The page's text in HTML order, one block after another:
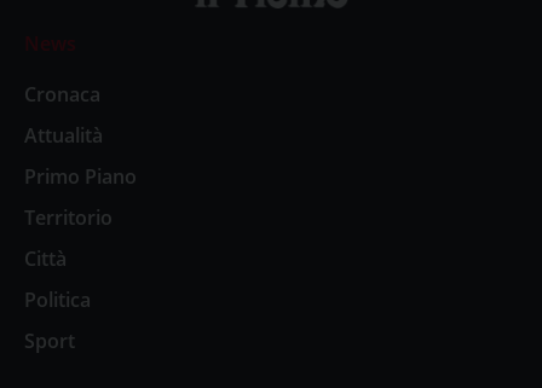
News
Cronaca
Attualità
Primo Piano
Territorio
Città
Politica
Sport